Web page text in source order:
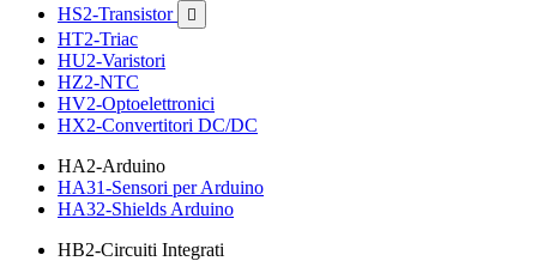
HS2-Transistor

HT2-Triac
HU2-Varistori
HZ2-NTC
HV2-Optoelettronici
HX2-Convertitori DC/DC
HA2-Arduino
HA31-Sensori per Arduino
HA32-Shields Arduino
HB2-Circuiti Integrati